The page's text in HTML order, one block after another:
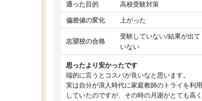
通った目的 高校受験対策
偏差値の変化 上がった
志望校の合格
受験していない/結果が出て
いない
思ったより安かったです
端的に言うとコスパが良いなと思います。
実は自分が浪人時代に家庭教師のトライを利用
していたのですが、その時の月謝がとても高く